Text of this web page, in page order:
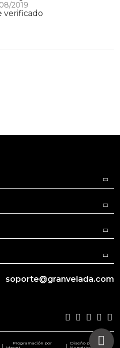
2019
verificado
soporte@granvelada.com
|
Programación por
|
Diseño por